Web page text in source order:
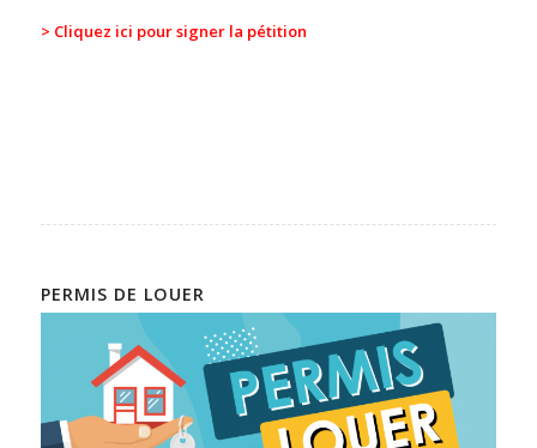
> Cliquez ici pour signer la pétition
PERMIS DE LOUER